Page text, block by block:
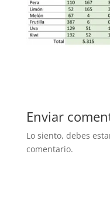
Enviar
Lo siento, debes
comentario.